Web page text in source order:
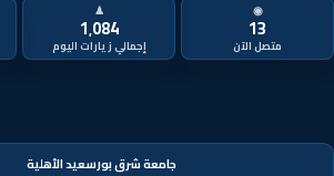
◉
13
متصل الآن
♟
1٬084
جامعة شرق بورسعيد الأهلية